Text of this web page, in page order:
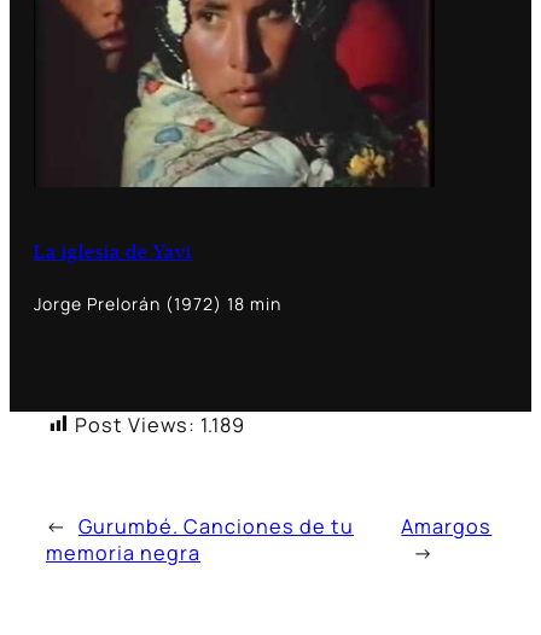
La iglesia de Yavi
Jorge Prelorán (1972) 18 min
Post Views: 1.189
← Gurumbé. Canciones de tu
memoria negra
Amargos
→